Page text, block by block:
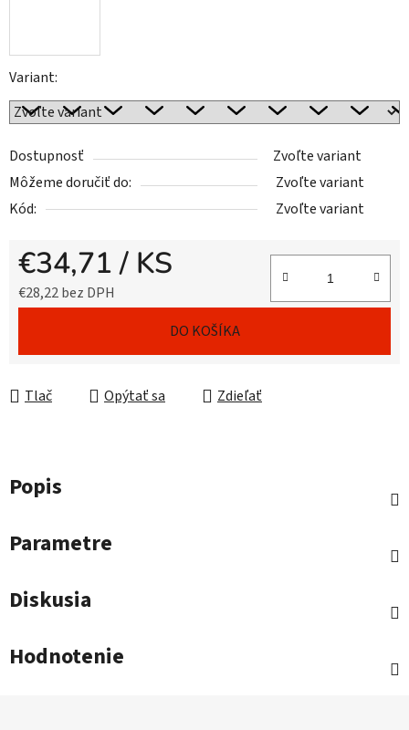
Variant:
Dostupnosť
Zvoľte variant
Môžeme doručiť do:
Zvoľte variant
Kód:
Zvoľte variant
€34,71/ KS
€28,22 bez DPH
DO KOŠÍKA
Tlač Opýtať sa Zdieľať
Popis
Parametre
Diskusia
Hodnotenie